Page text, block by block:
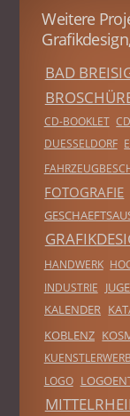
Weitere
BAD
CD-BOOKLET
DUESSELDORF
FOTOGRAFIE
HANDWERK
INDUSTRIE
KALENDER
KOBLENZ
LOGO